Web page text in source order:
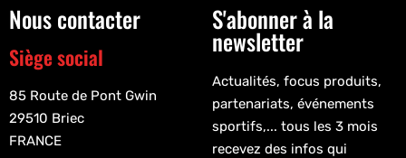
Nous contacter
Siège social
85 Route de Pont Gwin
29510 Briec
FRANCE
S'abonner à la
newsletter
Actualités, focus produits,
partenariats, événements
sportifs,... tous les 3 mois
recevez des infos qui